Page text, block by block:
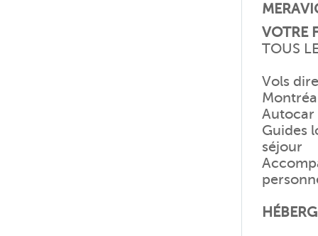
VOTRE
TOUS
Vols
Autocar
Guides
séjour